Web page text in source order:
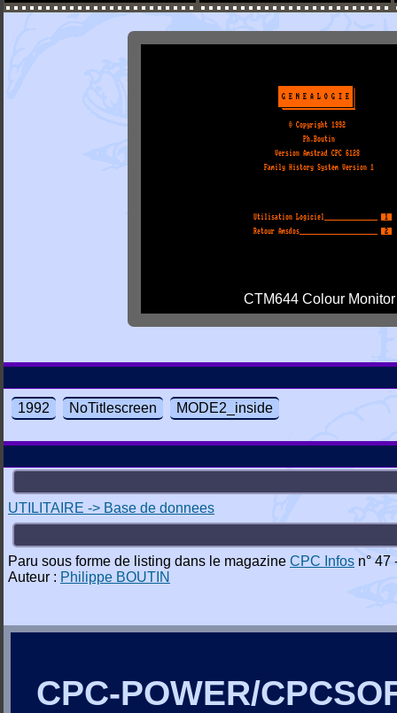
CTM644 Colour Monitor
1992 NoTitlescreen MODE2_inside
UTILITAIRE -> Base de donnees
Paru sous forme de listing dans le magazine CPC Infos n° 47
Auteur : Philippe BOUTIN
CPC-POWER/